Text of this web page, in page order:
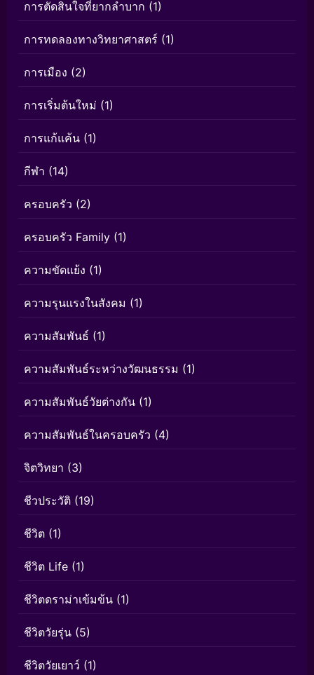
การตัดสินใจที่ยากลำบาก (1)
การทดลองทางวิทยาศาสตร์ (1)
การเมือง (2)
การเริ่มต้นใหม่ (1)
การแก้แค้น (1)
กีฬา (14)
ครอบครัว (2)
ครอบครัว Family (1)
ความขัดแย้ง (1)
ความรุนแรงในสังคม (1)
ความสัมพันธ์ (1)
ความสัมพันธ์ระหว่างวัฒนธรรม (1)
ความสัมพันธ์วัยต่างกัน (1)
ความสัมพันธ์ในครอบครัว (4)
จิตวิทยา (3)
ชีวประวัติ (19)
ชีวิต (1)
ชีวิต Life (1)
ชีวิตดราม่าเข้มข้น (1)
ชีวิตวัยรุ่น (5)
ชีวิตวัยเยาว์ (1)